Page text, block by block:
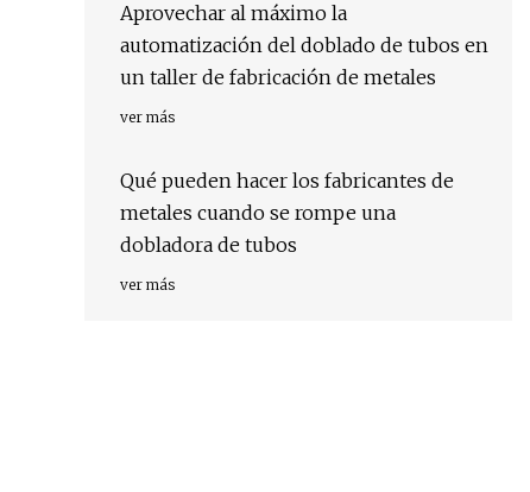
Aprovechar al máximo la
automatización del doblado de tubos en
un taller de fabricación de metales
ver más
Qué pueden hacer los fabricantes de
metales cuando se rompe una
dobladora de tubos
ver más